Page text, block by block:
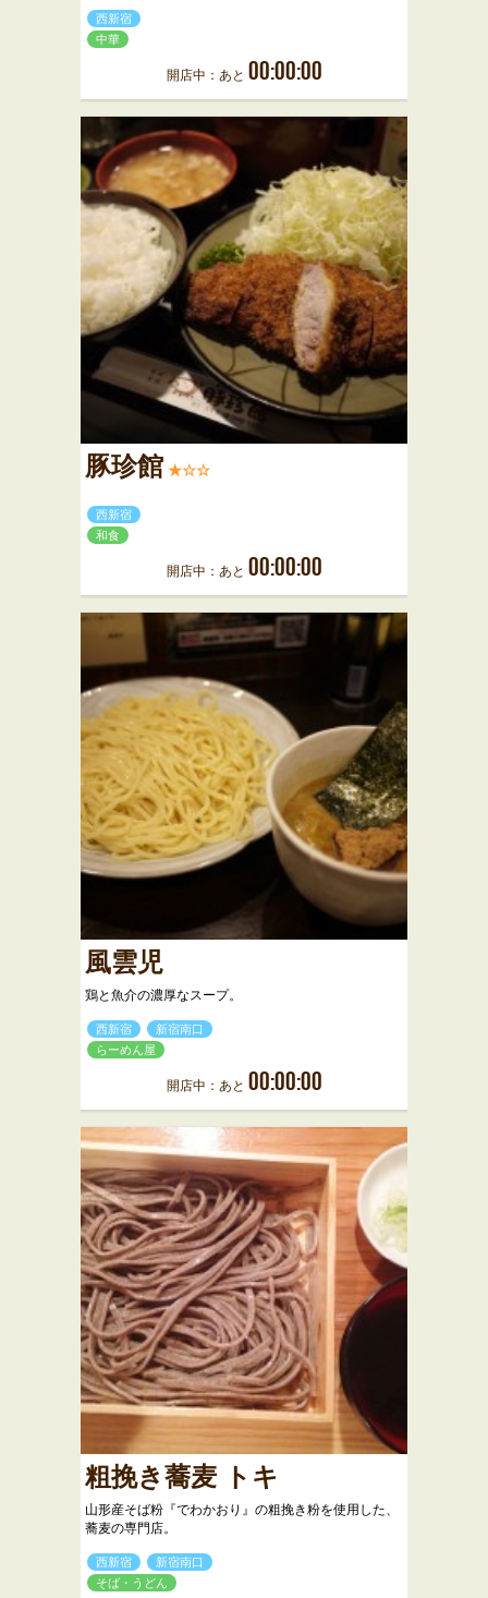
西新宿
中華
開店中：あと 00:00:00
豚珍館 ★☆☆
西新宿
和食
開店中：あと 00:00:00
風雲児
鶏と魚介の濃厚なスープ。
西新宿
新宿南口
らーめん屋
開店中：あと 00:00:00
粗挽き蕎麦 トキ
山形産そば粉『でわかおり』の粗挽き粉を使用した、
蕎麦の専門店。
西新宿
新宿南口
そば・うどん